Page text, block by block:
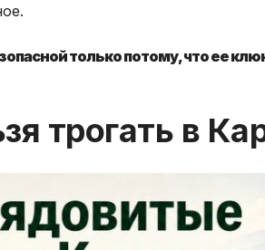
только потому, что ее
трогать в